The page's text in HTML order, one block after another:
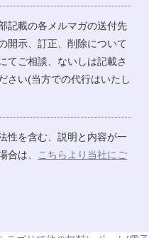
記載の各メルマガの送付先
開示、訂正、削除について
てご相談、ないしは記載さ
さい(当方での代行はいたし
性を含む、説明と内容が一
合は、
こちらより当社にご